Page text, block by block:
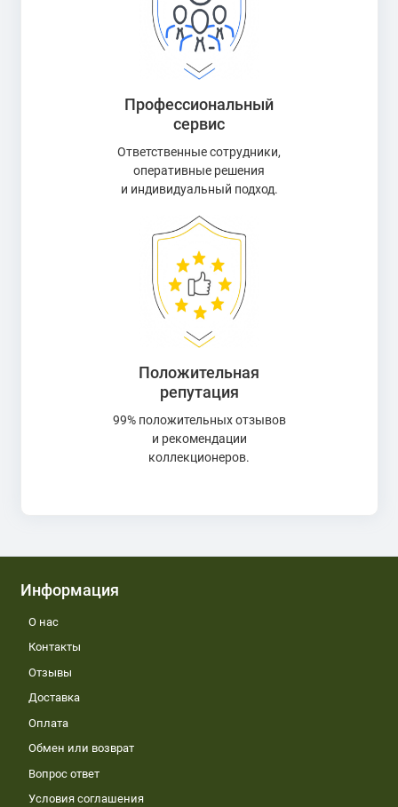
Профессиональный
сервис
Ответственные сотрудники,
оперативные решения
и индивидуальный подход.
Положительная
репутация
99% положительных отзывов
и рекомендации
коллекционеров.
Информация
О нас
Контакты
Отзывы
Доставка
Оплата
Обмен или возврат
Вопрос ответ
Условия соглашения